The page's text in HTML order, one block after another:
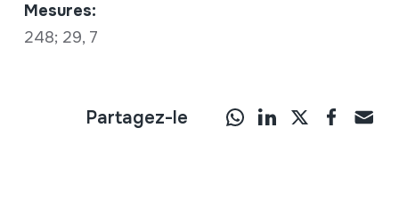
Mesures:
248; 29, 7
Partagez-le